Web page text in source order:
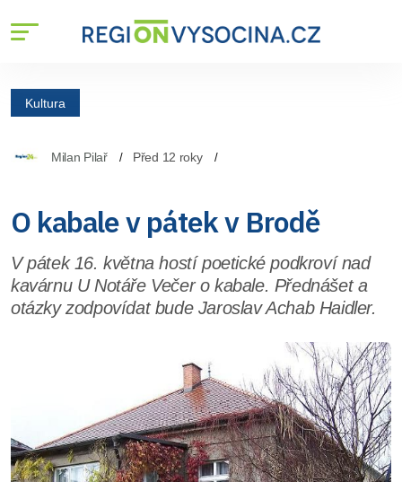
Kultura
Milan Pilař Před 12 roky
O kabale v pátek v Brodě
V pátek 16. května hostí poetické podkroví nad
kavárnu U Notáře Večer o kabale. Přednášet a
otázky zodpovídat bude Jaroslav Achab Haidler.